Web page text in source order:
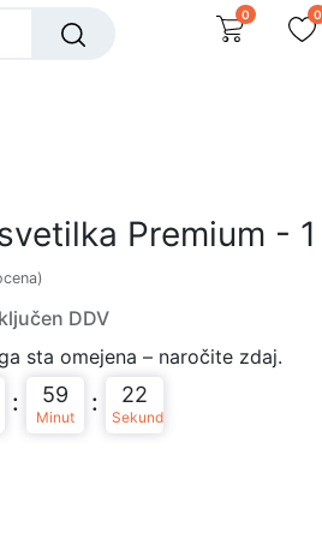
0 0
Premium - 1
DDV
sta omejena – naročite zdaj.
: 59
Minut
: 22
Sekund